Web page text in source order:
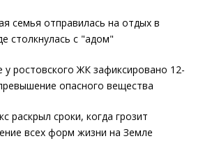
семья отправилась на отдых в
столкнулась с "адом"
у ростовского ЖК зафиксировано 12-
опасного вещества
раскрыл сроки, когда грозит
всех форм жизни на Земле